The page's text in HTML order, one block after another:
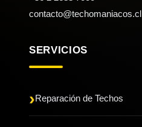
contacto@techomaniacos.cl
SERVICIOS
Reparación de Techos